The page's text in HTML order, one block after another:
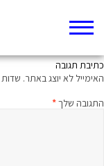
כתיבת תגובה
האימייל לא יוצג באתר.
התגובה שלך*